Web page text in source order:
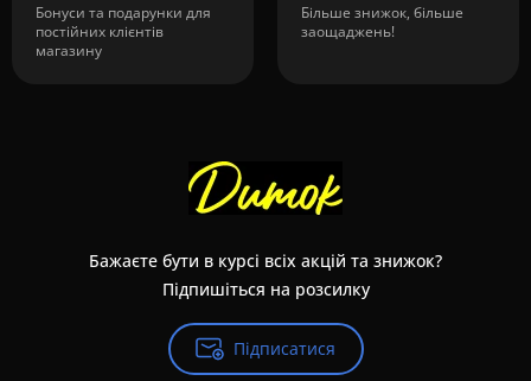
Бонуси та подарунки для
постійних клієнтів
магазину
Більше знижок, більше
заощаджень!
Бажаєте бути в курсі всіх акцій та знижок?
Підпишіться на розсилку
Підписатися